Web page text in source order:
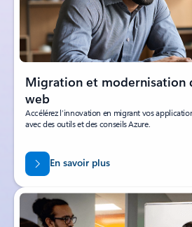
Migration et modernisation
web
Accélérez l’innovation en migrant vos
avec des outils et des conseils Azure.
En savoir plus